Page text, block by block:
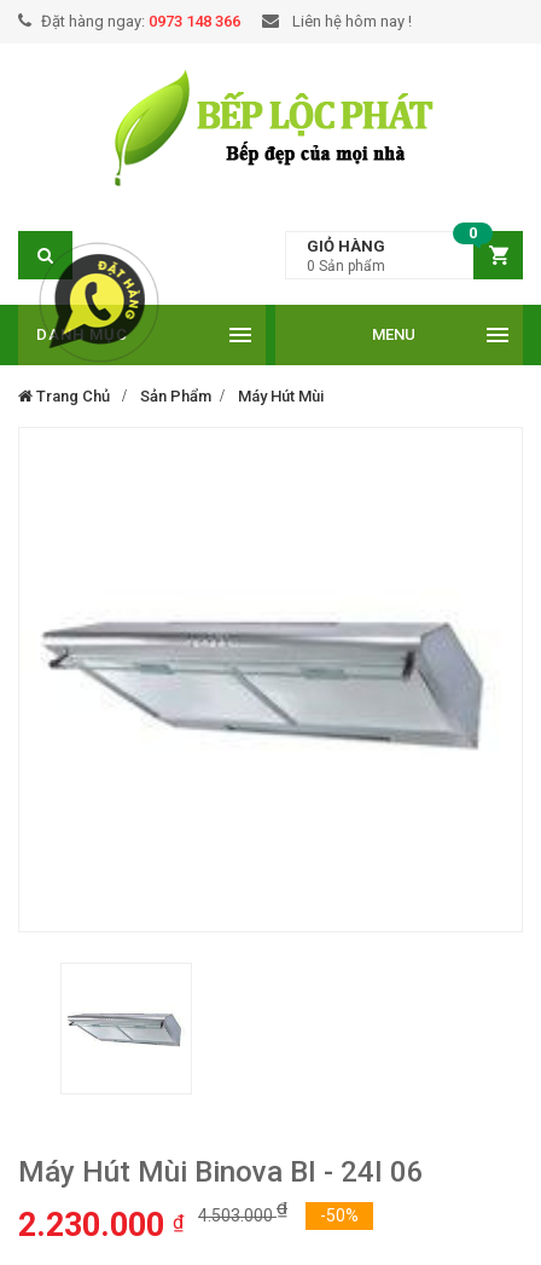
Đặt hàng ngay: 0973 148 366 Liên hệ hôm nay !
GIỎ HÀNG
0
0 Sản phẩm
DANH MỤC MENU
Trang Chủ Sản Phẩm Máy Hút Mùi
Máy Hút Mùi Binova BI - 24I 06
2.230.000 ₫ 4.503.000₫ -50%